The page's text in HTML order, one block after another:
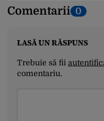
Comentarii 0
LASĂ UN RĂSPUNS
Trebuie să fii
comentariu.